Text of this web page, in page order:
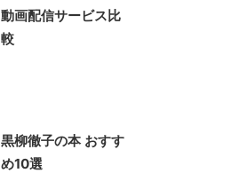
動画配信サービス比
較
黒柳徹子の本 おすす
め10選